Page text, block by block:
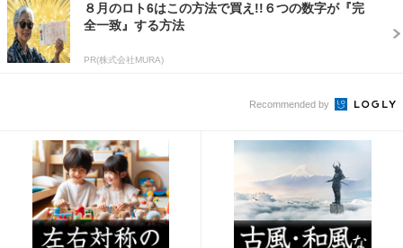
８月のロト6はこの方法で買え!!６つの数字が『完
全一致』する方法
PR(株式会社MURA)
Recommended by